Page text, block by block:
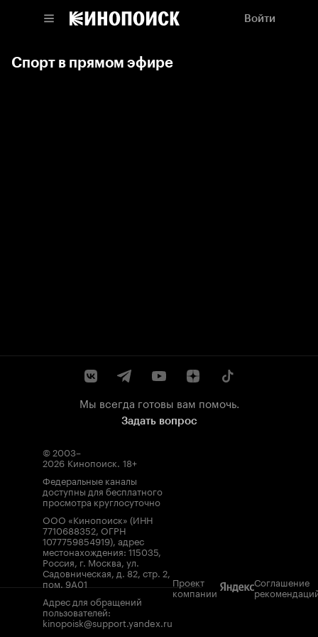
Войти
Спорт в прямом эфире
Мы всегда готовы вам помочь.
Задать вопрос
© 2003–
2026 Кинопоиск. 18+
Федеральные каналы
доступны для бесплатного
просмотра круглосуточно
ООО «Кинопоиск» (ИНН
7710688352, ОГРН
1077759854919), адрес
местонахождения: 115035,
Россия, г. Москва, ул.
Садовническая, д. 82, стр. 2,
пом. 9А01
Адрес для обращений
пользователей:
kinopoisk@support.yandex.ru
Проект
компании
Соглашение